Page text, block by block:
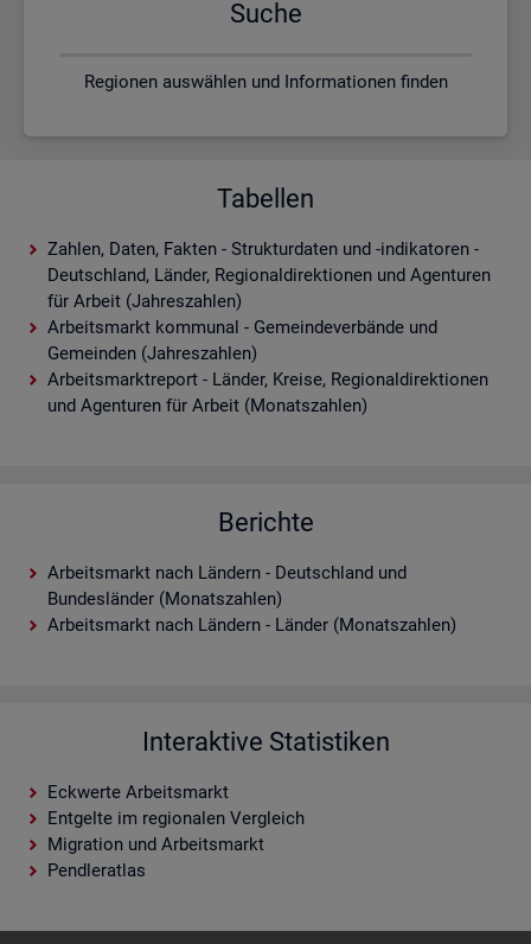
Suche
Regionen auswählen und Informationen finden
Tabellen
Zahlen, Daten, Fakten - Strukturdaten und -indikatoren -
Deutschland, Länder, Regionaldirektionen und Agenturen
für Arbeit (Jahreszahlen)
Arbeitsmarkt kommunal - Gemeindeverbände und
Gemeinden (Jahreszahlen)
Arbeitsmarktreport - Länder, Kreise, Regionaldirektionen
und Agenturen für Arbeit (Monatszahlen)
Berichte
Arbeitsmarkt nach Ländern - Deutschland und
Bundesländer (Monatszahlen)
Arbeitsmarkt nach Ländern - Länder (Monatszahlen)
Interaktive Statistiken
Eckwerte Arbeitsmarkt
Entgelte im regionalen Vergleich
Migration und Arbeitsmarkt
Pendleratlas